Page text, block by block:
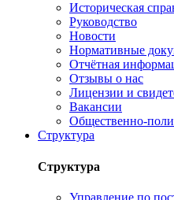
Историческая
Руководство
Новости
Нормативные
Отчётная
Отзывы о нас
Лицензии и
Вакансии
Общественно-
Структура
Структура
Управление по